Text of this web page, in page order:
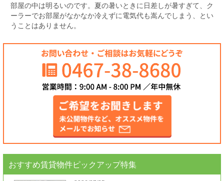
部屋の中は明るいのです。夏の暑いときに日差しが暑すぎて、ク
ーラーでお部屋がなかなか冷えずに電気代も嵩んでしまう、とい
うことはありません。
おすすめ賃貸物件ピックアップ特集